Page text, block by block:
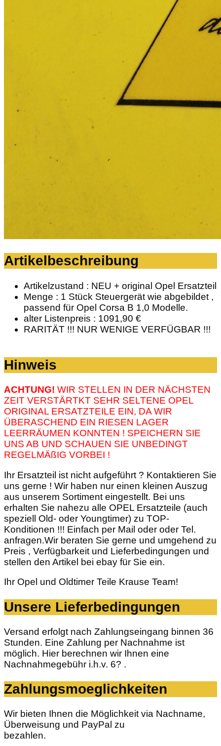
Artikelbeschreibung
Artikelzustand : NEU + original Opel Ersatzteil
Menge : 1 Stück Steuergerät wie abgebildet ,
passend für Opel Corsa B 1,0 Modelle.
alter Listenpreis : 1091,90 €
RARITÄT !!! NUR WENIGE VERFÜGBAR !!!
Hinweis
ACHTUNG! WIR STELLEN IN DER NÄCHSTEN
ZEIT VERSTÄRTKT SEHR SELTENE OPEL
ORIGINAL ERSATZTEILE EIN, DA WIR
ÜBERASCHEND EIN RIESEN LAGER
LEERRÄUMEN KONNTEN ! SPEICHERN SIE
UNS AB UND SCHAUEN SIE UNBEDINGT
REGELMÄßIG VORBEI !
Ihr Ersatzteil ist nicht aufgeführt ? Kontaktieren Sie
uns gerne ! Wir haben nur einen kleinen Auszug
aus unserem Sortiment eingestellt. Bei uns
erhalten Sie nahezu alle OPEL Ersatzteile (auch
speziell Old- oder Youngtimer) zu TOP-
Konditionen !!! Einfach per Mail oder oder Tel.
anfragen.Wir beraten Sie gerne und umgehend zu
Preis , Verfügbarkeit und Lieferbedingungen und
stellen den Artikel bei ebay für Sie ein.
Ihr Opel und Oldtimer Teile Krause Team!
Unsere Lieferbedingungen
Versand erfolgt nach Zahlungseingang binnen 36
Stunden. Eine Zahlung per Nachnahme ist
möglich. Hier berechnen wir Ihnen eine
Nachnahmegebühr i.h.v. 6? .
Zahlungsmoeglichkeiten
Wir bieten Ihnen die Möglichkeit via Nachname,
Überweisung und PayPal zu
bezahlen.